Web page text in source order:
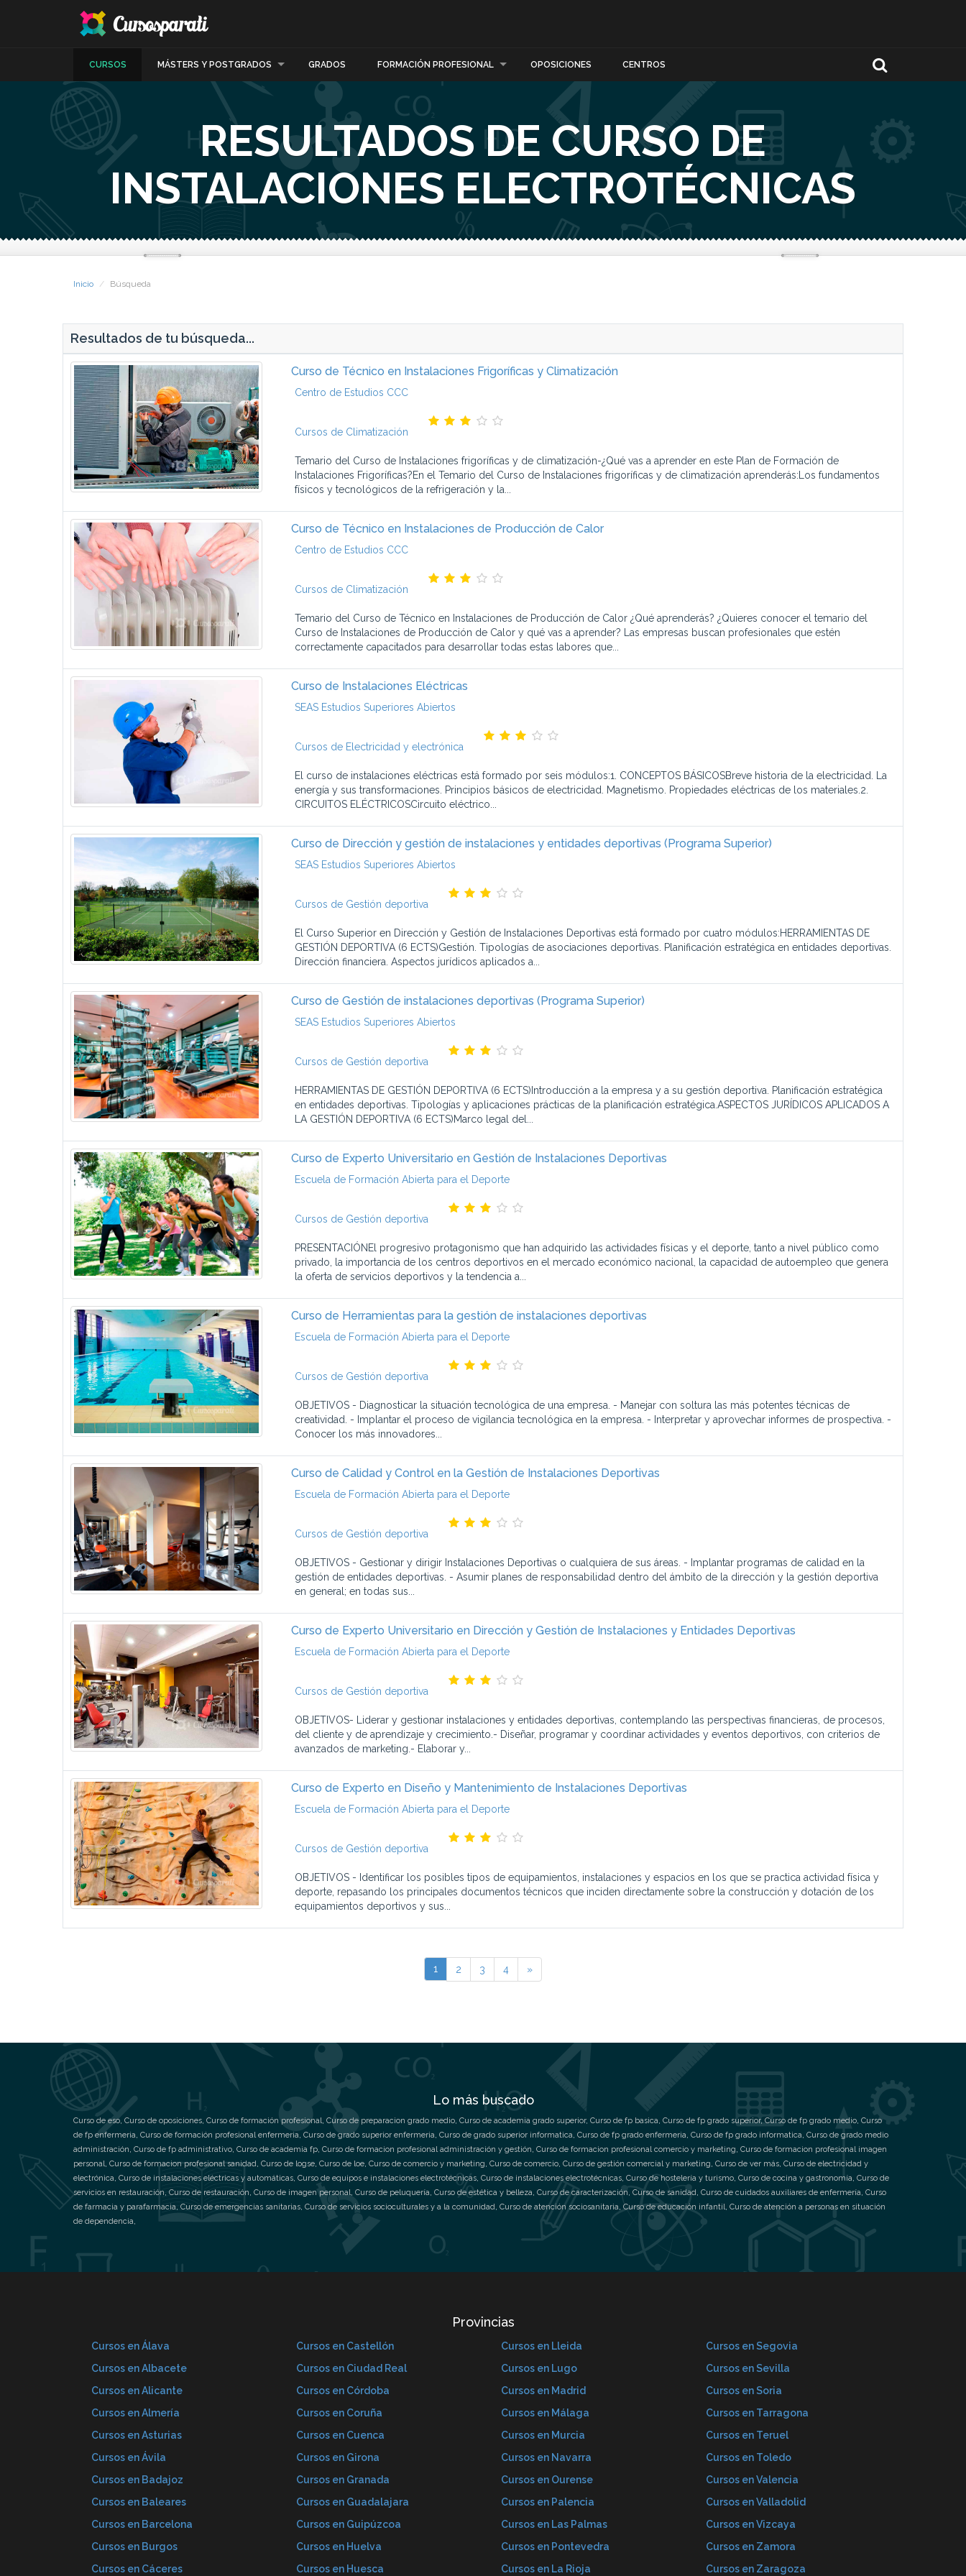
CURSOS MÁSTERS Y POSTGRADOS GRADOS FORMACIÓN PROFESIONAL OPOSICIONES CENTROS
RESULTADOS DE CURSO DE
INSTALACIONES ELECTROTÉCNICAS
Inicio Búsqueda
Resultados de tu búsqueda...
Curso de Técnico en Instalaciones Frigoríficas y Climatización
Centro de Estudios CCC
Cursos de Climatización
Temario del Curso de Instalaciones frigoríficas y de climatización-¿Qué vas a aprender en este Plan de Formación de
Instalaciones Frigoríficas?En el Temario del Curso de Instalaciones frigoríficas y de climatización aprenderás:Los fundamentos
físicos y tecnológicos de la refrigeración y la...
Curso de Técnico en Instalaciones de Producción de Calor
Centro de Estudios CCC
Cursos de Climatización
Temario del Curso de Técnico en Instalaciones de Producción de Calor ¿Qué aprenderás? ¿Quieres conocer el temario del
Curso de Instalaciones de Producción de Calor y qué vas a aprender? Las empresas buscan profesionales que estén
correctamente capacitados para desarrollar todas estas labores que...
Curso de Instalaciones Eléctricas
SEAS Estudios Superiores Abiertos
Cursos de Electricidad y electrónica
El curso de instalaciones eléctricas está formado por seis módulos:1. CONCEPTOS BÁSICOSBreve historia de la electricidad. La
energía y sus transformaciones. Principios básicos de electricidad. Magnetismo. Propiedades eléctricas de los materiales.2.
CIRCUITOS ELÉCTRICOSCircuito eléctrico...
Curso de Dirección y gestión de instalaciones y entidades deportivas (Programa Superior)
SEAS Estudios Superiores Abiertos
Cursos de Gestión deportiva
El Curso Superior en Dirección y Gestión de Instalaciones Deportivas está formado por cuatro módulos:HERRAMIENTAS DE
GESTIÓN DEPORTIVA (6 ECTS)Gestión. Tipologías de asociaciones deportivas. Planificación estratégica en entidades deportivas.
Dirección financiera. Aspectos jurídicos aplicados a...
Curso de Gestión de instalaciones deportivas (Programa Superior)
SEAS Estudios Superiores Abiertos
Cursos de Gestión deportiva
HERRAMIENTAS DE GESTIÓN DEPORTIVA (6 ECTS)Introducción a la empresa y a su gestión deportiva. Planificación estratégica
en entidades deportivas. Tipologías y aplicaciones prácticas de la planificación estratégica.ASPECTOS JURÍDICOS APLICADOS A
LA GESTIÓN DEPORTIVA (6 ECTS)Marco legal del...
Curso de Experto Universitario en Gestión de Instalaciones Deportivas
Escuela de Formación Abierta para el Deporte
Cursos de Gestión deportiva
PRESENTACIÓNEl progresivo protagonismo que han adquirido las actividades físicas y el deporte, tanto a nivel público como
privado, la importancia de los centros deportivos en el mercado económico nacional, la capacidad de autoempleo que genera
la oferta de servicios deportivos y la tendencia a...
Curso de Herramientas para la gestión de instalaciones deportivas
Escuela de Formación Abierta para el Deporte
Cursos de Gestión deportiva
OBJETIVOS - Diagnosticar la situación tecnológica de una empresa. - Manejar con soltura las más potentes técnicas de
creatividad. - Implantar el proceso de vigilancia tecnológica en la empresa. - Interpretar y aprovechar informes de prospectiva. -
Conocer los más innovadores...
Curso de Calidad y Control en la Gestión de Instalaciones Deportivas
Escuela de Formación Abierta para el Deporte
Cursos de Gestión deportiva
OBJETIVOS - Gestionar y dirigir Instalaciones Deportivas o cualquiera de sus áreas. - Implantar programas de calidad en la
gestión de entidades deportivas. - Asumir planes de responsabilidad dentro del ámbito de la dirección y la gestión deportiva
en general; en todas sus...
Curso de Experto Universitario en Dirección y Gestión de Instalaciones y Entidades Deportivas
Escuela de Formación Abierta para el Deporte
Cursos de Gestión deportiva
OBJETIVOS- Liderar y gestionar instalaciones y entidades deportivas, contemplando las perspectivas financieras, de procesos,
del cliente y de aprendizaje y crecimiento.- Diseñar, programar y coordinar actividades y eventos deportivos, con criterios de
avanzados de marketing.- Elaborar y...
Curso de Experto en Diseño y Mantenimiento de Instalaciones Deportivas
Escuela de Formación Abierta para el Deporte
Cursos de Gestión deportiva
OBJETIVOS - Identificar los posibles tipos de equipamientos, instalaciones y espacios en los que se practica actividad física y
deporte, repasando los principales documentos técnicos que inciden directamente sobre la construcción y dotación de los
equipamientos deportivos y sus...
1 2 3 4 »
Lo más buscado
Curso de eso, Curso de oposiciones, Curso de formación profesional, Curso de preparacion grado medio, Curso de academia grado superior, Curso de fp basica, Curso de fp grado superior,Curso de fp grado medio, Curso
de fp enfermeria, Curso de formación profesional enfermeria, Curso de grado superior enfermeria, Curso de grado superior informatica, Curso de fp grado enfermeria, Curso de fp grado informatica, Curso de grado medio
administración, Curso de fp administrativo, Curso de academia fp, Curso de formacion profesional administración y gestión, Curso de formacion profesional comercio y marketing, Curso de formacion profesional imagen
personal, Curso de formacion profesional sanidad, Curso de logse, Curso de loe, Curso de comercio y marketing, Curso de comercio, Curso de gestión comercial y marketing, Curso de ver más, Curso de electricidad y
electrónica, Curso de instalaciones eléctricas y automáticas, Curso de equipos e instalaciones electrotécnicas, Curso de instalaciones electrotécnicas, Curso de hostelería y turismo, Curso de cocina y gastronomía, Curso de
servicios en restauración, Curso de restauración, Curso de imagen personal, Curso de peluquería, Curso de estética y belleza, Curso de caracterización, Curso de sanidad, Curso de cuidados auxiliares de enfermería, Curso
de farmacia y parafarmacia, Curso de emergencias sanitarias, Curso de servicios socioculturales y a la comunidad, Curso de atención sociosanitaria, Curso de educación infantil, Curso de atención a personas en situación
de dependencia,
Provincias
Cursos en Álava
Cursos en Albacete
Cursos en Alicante
Cursos en Almería
Cursos en Asturias
Cursos en Ávila
Cursos en Badajoz
Cursos en Baleares
Cursos en Barcelona
Cursos en Burgos
Cursos en Cáceres
Cursos en Castellón
Cursos en Ciudad Real
Cursos en Córdoba
Cursos en Coruña
Cursos en Cuenca
Cursos en Girona
Cursos en Granada
Cursos en Guadalajara
Cursos en Guipúzcoa
Cursos en Huelva
Cursos en Huesca
Cursos en Lleida
Cursos en Lugo
Cursos en Madrid
Cursos en Málaga
Cursos en Murcia
Cursos en Navarra
Cursos en Ourense
Cursos en Palencia
Cursos en Las Palmas
Cursos en Pontevedra
Cursos en La Rioja
Cursos en Segovia
Cursos en Sevilla
Cursos en Soria
Cursos en Tarragona
Cursos en Teruel
Cursos en Toledo
Cursos en Valencia
Cursos en Valladolid
Cursos en Vizcaya
Cursos en Zamora
Cursos en Zaragoza